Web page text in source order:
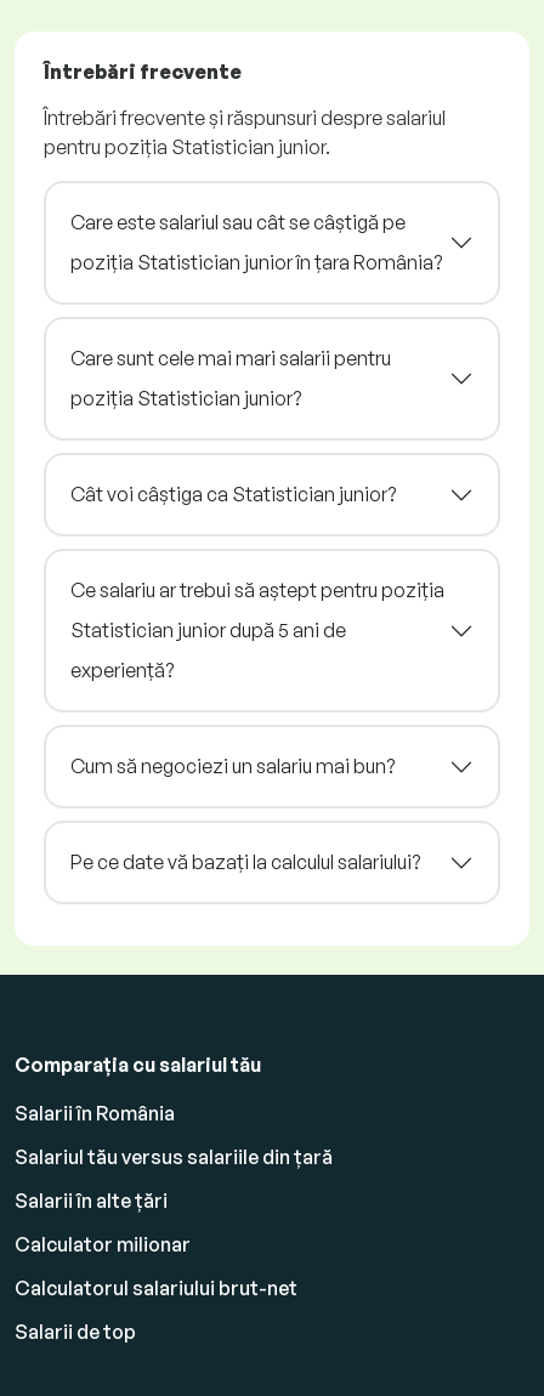
Întrebări frecvente
Întrebări frecvente și răspunsuri despre salariul
pentru poziția Statistician junior.
Care este salariul sau cât se câștigă pe
poziția Statistician junior în țara România?
Care sunt cele mai mari salarii pentru
poziția Statistician junior?
Cât voi câștiga ca Statistician junior?
Ce salariu ar trebui să aștept pentru poziția
Statistician junior după 5 ani de
experiență?
Cum să negociezi un salariu mai bun?
Pe ce date vă bazați la calculul salariului?
Comparația cu salariul tău
Salarii în România
Salariul tău versus salariile din țară
Salarii în alte țări
Calculator milionar
Calculatorul salariului brut-net
Salarii de top